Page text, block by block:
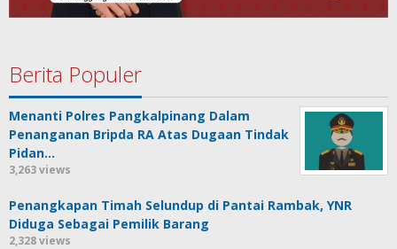
Berita Populer
Menanti Polres Pangkalpinang Dalam
Penanganan Bripda RA Atas Dugaan Tindak
Pidan…
3,263 views
Penangkapan Timah Selundup di Pantai Rambak, YNR
Diduga Sebagai Pemilik Barang
2,328 views